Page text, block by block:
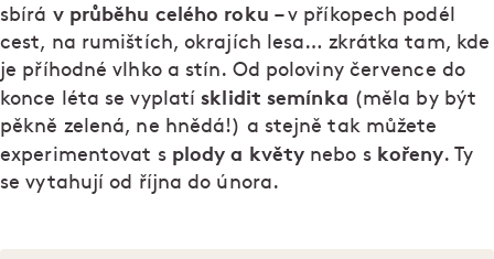
sbírá v průběhu celého roku – v příkopech podél
cest, na rumištích, okrajích lesa… zkrátka tam, kde
je příhodné vlhko a stín. Od poloviny července do
konce léta se vyplatísklidit semínka (měla by být
pěkně zelená, ne hnědá!) a stejně tak můžete
experimentovat s plody a květy nebo s kořeny. Ty
se vytahují od října do února.